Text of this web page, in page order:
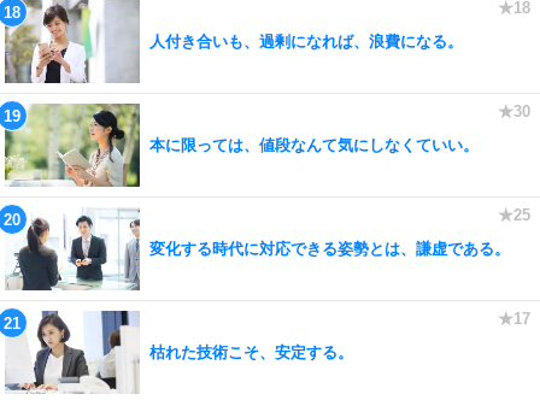
人付き合いも、過剰になれば、浪費になる。
本に限っては、値段なんて気にしなくていい。
変化する時代に対応できる姿勢とは、謙虚である。
枯れた技術こそ、安定する。